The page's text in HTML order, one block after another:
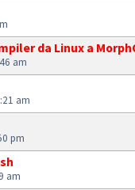
da Linux a
am
am
pm
am